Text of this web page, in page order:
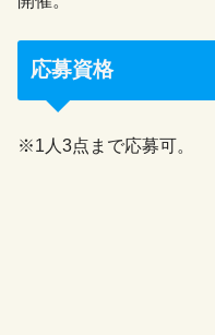
応募資格
※1人3点まで応募可。